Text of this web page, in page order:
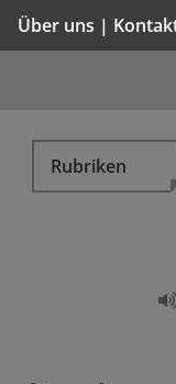
Über uns |
Rubriken